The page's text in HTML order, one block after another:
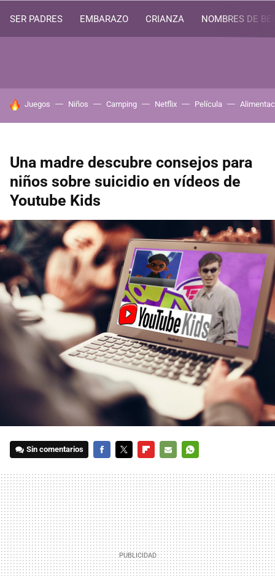
SER PADRES EMBARAZO CRIANZA NOMBRES DE
HOY SE HABLA DE
Juegos Niños Camping Netflix Película
Una madre descubre consejos para
niños sobre suicidio en vídeos de
Youtube Kids
Sin comentarios
MAIL